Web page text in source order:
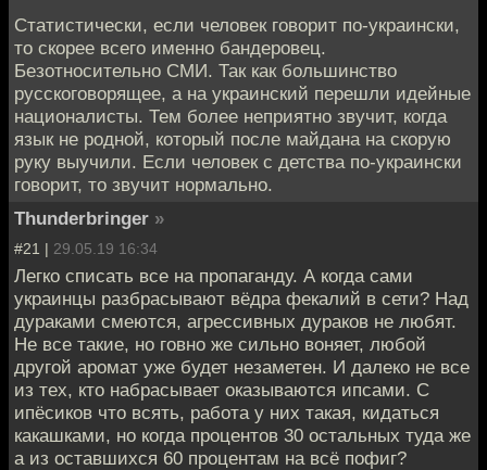
Статистически, если человек говорит по-украински,
то скорее всего именно бандеровец.
Безотносительно СМИ. Так как большинство
русскоговорящее, а на украинский перешли идейные
националисты. Тем более неприятно звучит, когда
язык не родной, который после майдана на скорую
руку выучили. Если человек с детства по-украински
говорит, то звучит нормально.
Thunderbringer »
#21 | 29.05.19 16:34
Легко списать все на пропаганду. А когда сами
украинцы разбрасывают вёдра фекалий в сети? Над
дураками смеются, агрессивных дураков не любят.
Не все такие, но говно же сильно воняет, любой
другой аромат уже будет незаметен. И далеко не все
из тех, кто набрасывает оказываются ипсами. С
ипёсиков что всять, работа у них такая, кидаться
какашками, но когда процентов 30 остальных туда же
а из оставшихся 60 процентам на всё пофиг?